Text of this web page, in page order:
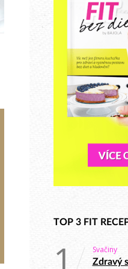
TOP 3 FIT
1 Svačiny
Zdravý